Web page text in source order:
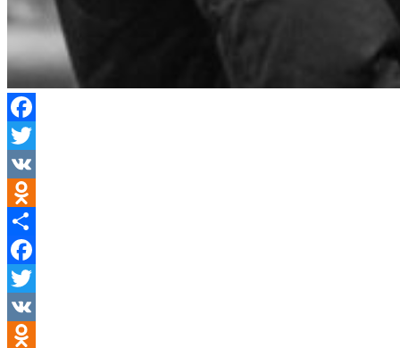
Facebook
Twitter
VK
Odnoklassniki
Отправить
Facebook
Twitter
VK